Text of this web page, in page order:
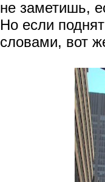
не заметишь,
Но если
словами, вот